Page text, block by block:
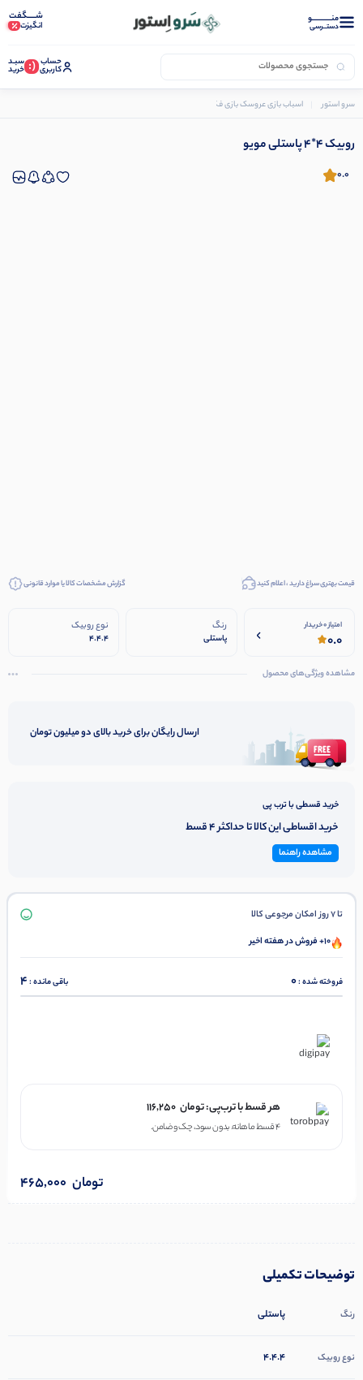
منــــــــــــو
دستــرسی
شـــــگفت
انگیزت
حساب
کاربری (: سبـد
خرید
سرو استور اسباب بازی عروسک بازی فکری
روبیک 4*4 پاستلی مویو
0.0
قیمت بهتری سراغ دارید ، اعلام کنید گزارش مشخصات کالا یا موارد قانونی
امتیاز 0 خریدار
0.0
رنگ
پاستلی
نوع روبیک
4.4.4
مشاهده ویژگی‌های محصول
ارسال رایگان برای خرید بالای دو میلیون تومان
خرید قسطی با ترب پی
خرید اقساطی این کالا تا حداکثر 4 قسط
مشاهده راهنما
تا 7 روز امکان مرجوعی کالا
10+ فروش در هفته اخیر
فروخته شده :0 باقی مانده :4
هر قسط با ترب‌پی: 116,250 تومان
۴ قسط ماهانه. بدون سود، چک و ضامن.
465,000 تومان
توضیحات تکمیلی
رنگ پاستلی
نوع روبیک 4.4.4